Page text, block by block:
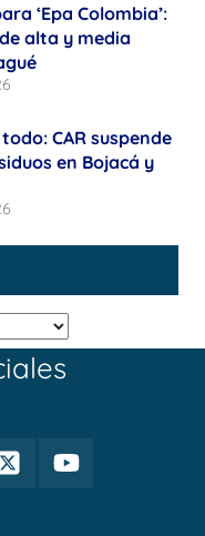
‘Epa Colombia’:
alta y media
CAR suspende
en Bojacá y
Youtube